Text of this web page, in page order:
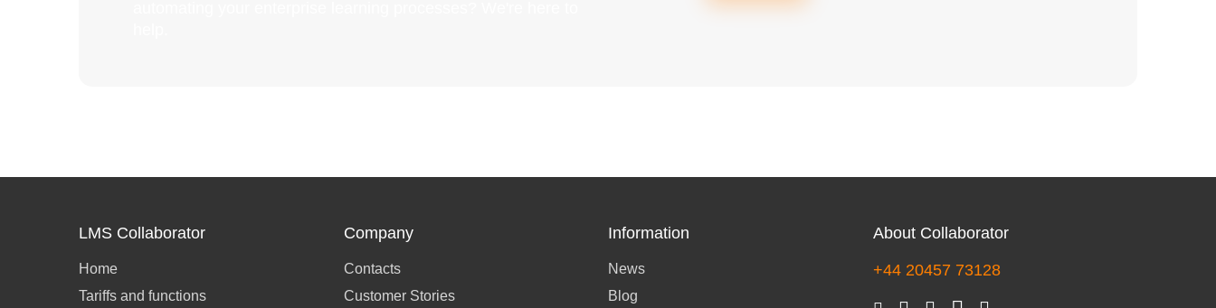
LMS Collaborator
Home
Tariffs and functions
Company
Contacts
Customer Stories
Information
News
Blog
About Collaborator
+44 20457 73128